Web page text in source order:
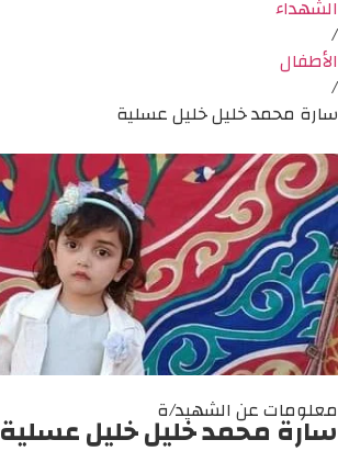
الشهداء
/
الأطفال
/
سارة محمد خليل خليل عسلية
معلومات عن الشهيد/ة
سارة محمد خليل خليل عسلية